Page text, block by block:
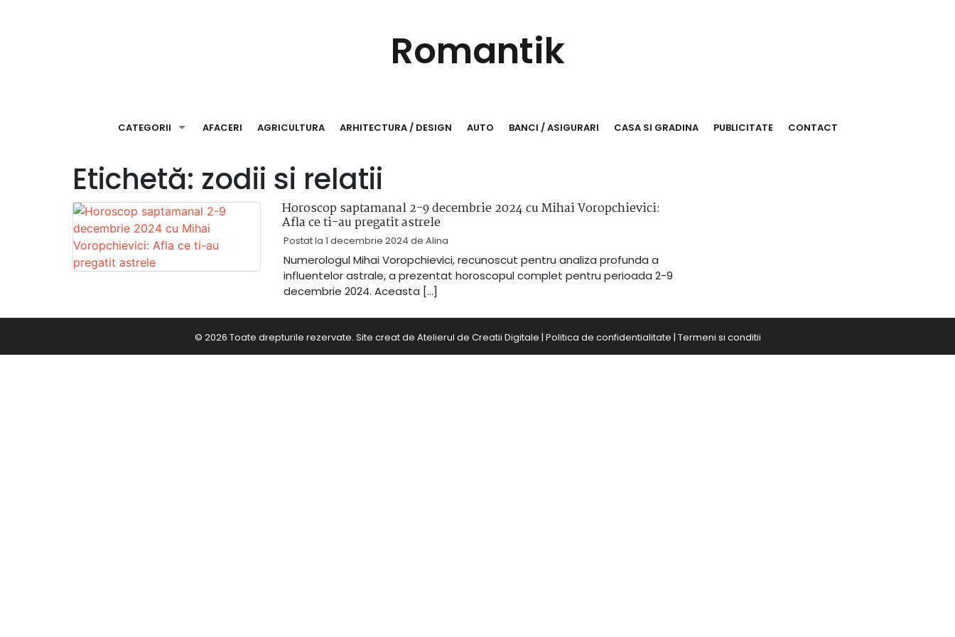
Romantik
CATEGORII AFACERI AGRICULTURA ARHITECTURA / DESIGN AUTO BANCI / ASIGURARI CASA SI GRADINA PUBLICITATE CONTACT
Etichetă: zodii si relatii
Horoscop saptamanal 2-9 decembrie 2024 cu Mihai Voropchievici:
Afla ce ti-au pregatit astrele
Postat la 1 decembrie 2024 de Alina
Numerologul Mihai Voropchievici, recunoscut pentru analiza profunda a
influentelor astrale, a prezentat horoscopul complet pentru perioada 2-9
decembrie 2024. Aceasta […]
© 2026 Toate drepturile rezervate. Site creat de Atelierul de Creatii Digitale | Politica de confidentialitate | Termeni si conditii